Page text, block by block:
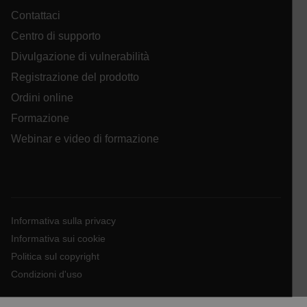
Contattaci
Centro di supporto
Divulgazione di vulnerabilità
Registrazione del prodotto
Ordini online
Formazione
Webinar e video di formazione
Informativa sulla privacy
Informativa sui cookie
Politica sul copyright
Condizioni d'uso
cashrun_session_id
cashrun_site_id
sf_territory
x-ms-cpim-cache|[-
__epiXSRF